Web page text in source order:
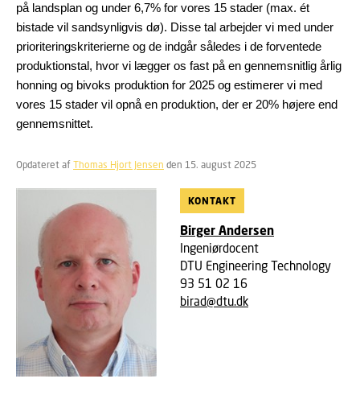
på landsplan og under 6,7% for vores 15 stader (max. ét
bistade vil sandsynligvis dø). Disse tal arbejder vi med under
prioriteringskriterierne og de indgår således i de forventede
produktionstal, hvor vi lægger os fast på en gennemsnitlig årlig
honning og bivoks produktion for 2025 og estimerer vi med
vores 15 stader vil opnå en produktion, der er 20% højere end
gennemsnittet.
Opdateret af Thomas Hjort Jensen den 15. august 2025
KONTAKT
Birger Andersen
Ingeniørdocent
DTU Engineering Technology
93 51 02 16
birad@dtu.dk